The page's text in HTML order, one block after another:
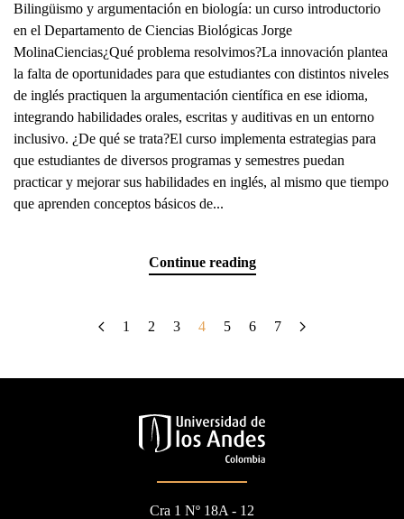
Bilingüismo y argumentación en biología: un curso introductorio
en el Departamento de Ciencias Biológicas Jorge
MolinaCiencias¿Qué problema resolvimos?La innovación plantea
la falta de oportunidades para que estudiantes con distintos niveles
de inglés practiquen la argumentación científica en ese idioma,
integrando habilidades orales, escritas y auditivas en un entorno
inclusivo. ¿De qué se trata?El curso implementa estrategias para
que estudiantes de diversos programas y semestres puedan
practicar y mejorar sus habilidades en inglés, al mismo que tiempo
que aprenden conceptos básicos de...
Continue reading
1 2 3 4 5 6 7
Cra 1 Nº 18A - 12